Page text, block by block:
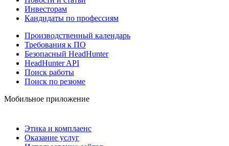
Инвесторам
Кандидаты по профессиям
Производственный календарь
Требования к ПО
Безопасный HeadHunter
HeadHunter API
Поиск работы
Поиск по резюме
Мобильное приложение
Этика и комплаенс
Оказание услуг